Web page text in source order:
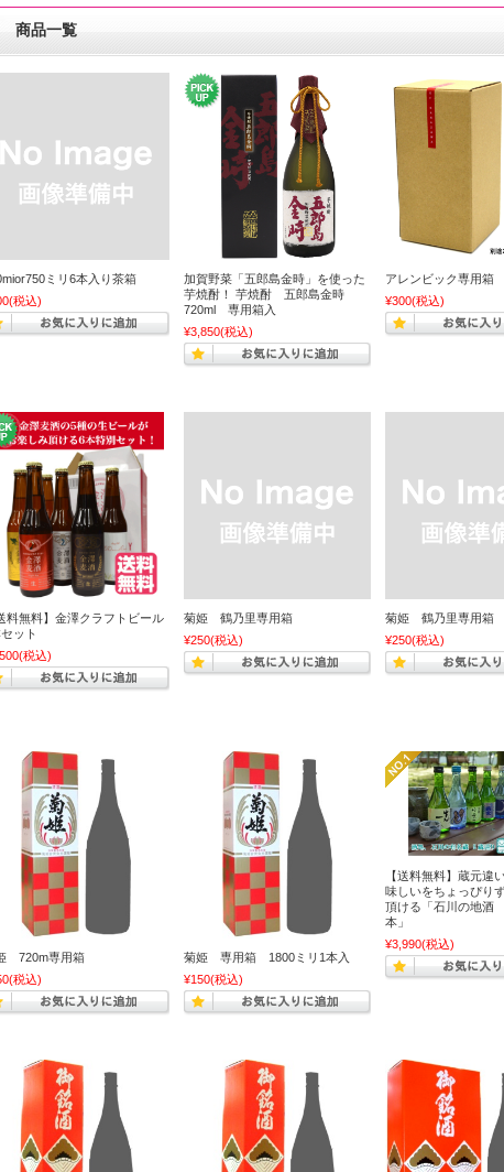
商品一覧
ミリ6本入り茶箱
(税込)
加賀野菜「五郎島金時」を使った
芋焼酎！ 芋焼酎 五郎島金時
720ml 専用箱入
¥3,850(税込)
アレンビック専用箱
¥300(税込)
料無料】金澤クラフトビール
セット
(税込)
菊姫 鶴乃里専用箱
¥250(税込)
菊姫 鶴乃里専用箱
¥250(税込)
720m専用箱
(税込)
菊姫 専用箱 1800ミリ1本入
¥150(税込)
【送料無料】蔵元違
味しいをちょっぴり
頂ける「石川の地酒
本」
¥3,990(税込)